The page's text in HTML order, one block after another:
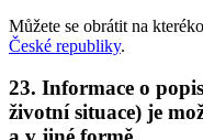
Můžete se obrátit na
České republiky.
23. Informace o
životní situace) je